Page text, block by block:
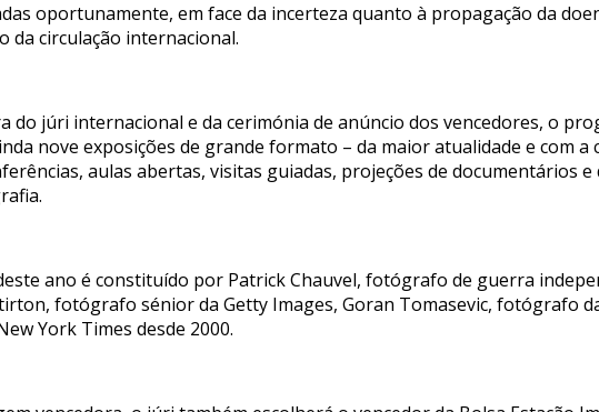
oportunamente, em face da incerteza quanto à propagação da
da circulação internacional.
do júri internacional e da cerimónia de anúncio dos vencedores, o
nove exposições de grande formato – da maior atualidade e com a
aulas abertas, visitas guiadas, projeções de documentários
ano é constituído por Patrick Chauvel, fotógrafo de guerra
fotógrafo sénior da Getty Images, Goran Tomasevic, fotógrafo
York Times desde 2000.